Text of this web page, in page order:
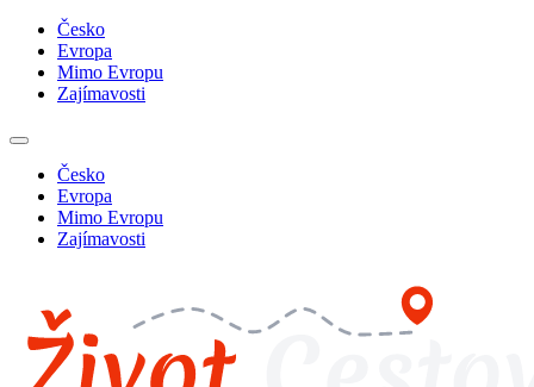
Česko
Evropa
Mimo Evropu
Zajímavosti
Česko
Evropa
Mimo Evropu
Zajímavosti